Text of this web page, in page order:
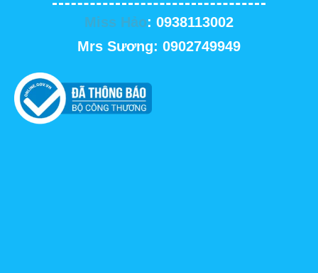
Miss Hảo: 0938113002
Mrs Sương: 0902749949